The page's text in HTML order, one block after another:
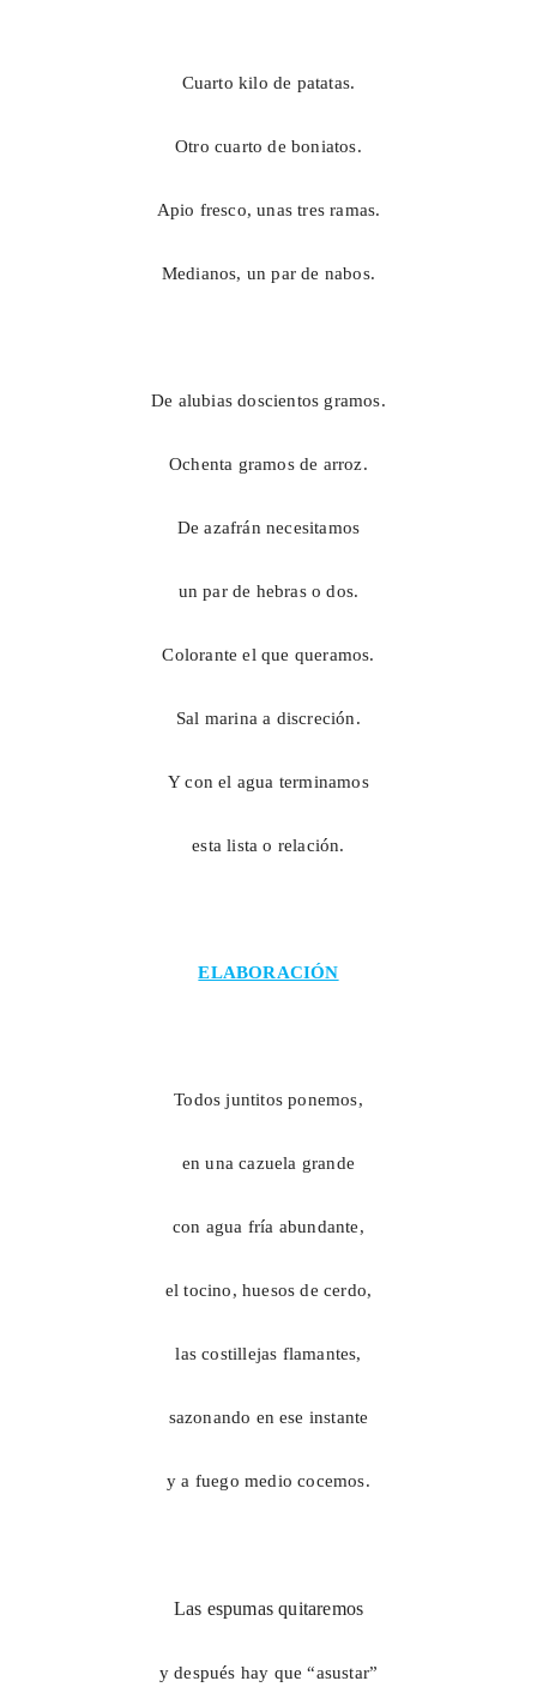
Cuarto kilo de patatas.
Otro cuarto de boniatos.
Apio fresco, unas tres ramas.
Medianos, un par de nabos.
De alubias doscientos gramos.
Ochenta gramos de arroz.
De azafrán necesitamos
un par de hebras o dos.
Colorante el que queramos.
Sal marina a discreción.
Y con el agua terminamos
esta lista o relación.
ELABORACIÓN
Todos juntitos ponemos,
en una cazuela grande
con agua fría abundante,
el tocino, huesos de cerdo,
las costillejas flamantes,
sazonando en ese instante
y a fuego medio cocemos.
Las espumas quitaremos
y después hay que “asustar”